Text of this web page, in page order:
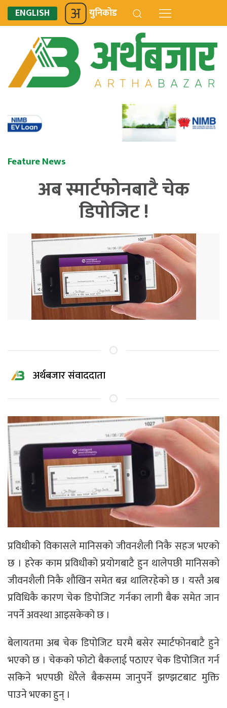
ENGLISH युनिकोड
Feature News
अब स्मार्टफोनबाटै चेक
डिपोजिट !
अर्थबजार संवाददाता
प्रविधीको विकासले मानिसको जीवनशैली निकै सहज भएको
छ । हरेक काम प्रविधीको प्रयोगबाटै हुन थालेपछी मानिसको
जीवनशैली निकै शौखिन समेत बन्न थालिरहेको छ । यस्तै अब
प्रविधिकै कारण चेक डिपोजिट गर्नका लागी बैक समेत जान
नपर्ने अवस्था आइसकेको छ ।
बेलायतमा अब चेक डिपोजिट घरमै बसेर स्मार्टफोनबाटै हुने
भएको छ । चेकको फोटो बैकलाई पठाएर चेक डिपोजित गर्न
सकिने भएपछी धेरैले बैकसम्म जानुपर्ने झण्झटबाट मुक्ति
पाउने भएका हुन् ।